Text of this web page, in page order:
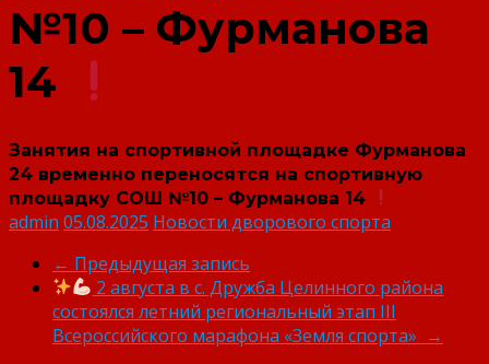
№10 – Фурманова
14
Занятия на спортивной площадке Фурманова
24 временно переносятся на спортивную
площадку СОШ №10 – Фурманова 14
admin 05.08.2025 Новости дворового спорта
← Предыдущая запись
2 августа в с. Дружба Целинного района
состоялся летний региональный этап III
Всероссийского марафона «Земля спорта» →